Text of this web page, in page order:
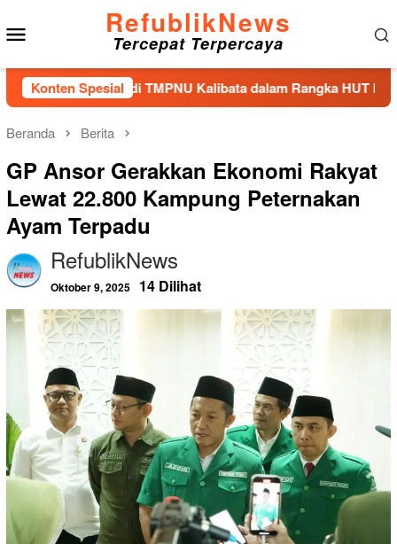
ke
konten
RefublikNews
Tercepat Terpercaya
Konten Spesial
di TMPNU Kalibata dalam Rangka HUT Ke-40 PPAL
Beranda Berita
GP Ansor Gerakkan Ekonomi Rakyat
Lewat 22.800 Kampung Peternakan
Ayam Terpadu
RefublikNews
Oktober 9, 2025 14 Dilihat